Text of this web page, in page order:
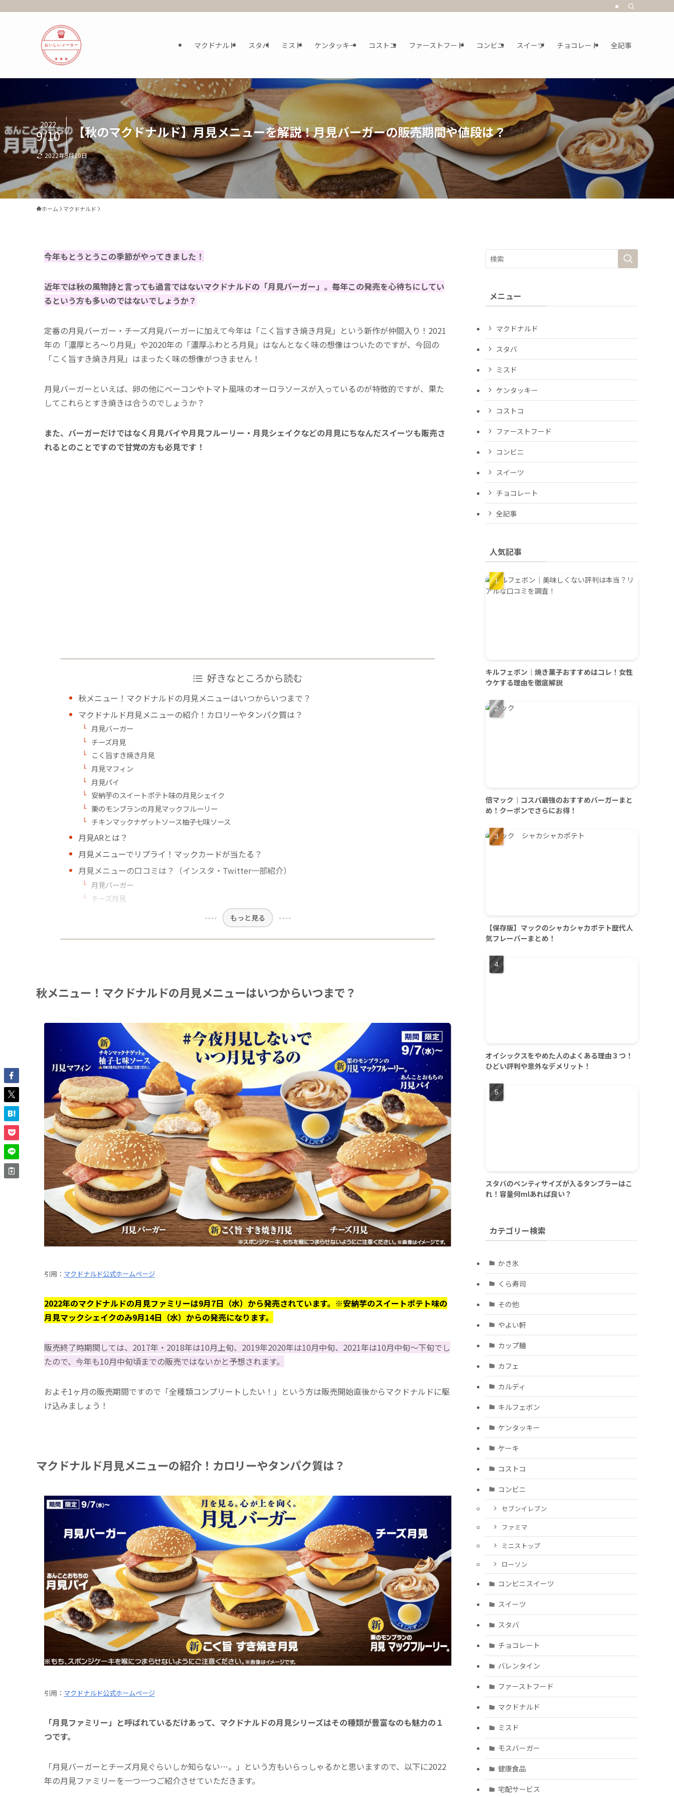
マクドナルド スタバ ミスド ケンタッキー コストコ ファーストフード コンビニ スイーツ チョコレート 全記事
【秋のマクドナルド】月見メニューを解説！月見バーガーの販売期間や値段は？
2022
9/10
2022年9月10日
ホーム マクドナルド
今年もとうとうこの季節がやってきました！
近年では秋の風物詩と言っても過言ではないマクドナルドの「月見バーガー」。毎年この発売を心待ちにしてい
るという方も多いのではないでしょうか？
定番の月見バーガー・チーズ月見バーガーに加えて今年は「こく旨すき焼き月見」という新作が仲間入り！2021
年の「濃厚とろ〜り月見」や2020年の「濃厚ふわとろ月見」はなんとなく味の想像はついたのですが、今回の
「こく旨すき焼き月見」はまったく味の想像がつきません！
月見バーガーといえば、卵の他にベーコンやトマト風味のオーロラソースが入っているのが特徴的ですが、果た
してこれらとすき焼きは合うのでしょうか？
また、バーガーだけではなく月見パイや月見フルーリー・月見シェイクなどの月見にちなんだスイーツも販売さ
れるとのことですので甘党の方も必見です！
好きなところから読む
秋メニュー！マクドナルドの月見メニューはいつからいつまで？
マクドナルド月見メニューの紹介！カロリーやタンパク質は？
月見バーガー
チーズ月見
こく旨すき焼き月見
月見マフィン
月見パイ
安納芋のスイートポテト味の月見シェイク
栗のモンブランの月見マックフルーリー
チキンマックナゲットソース柚子七味ソース
月見ARとは？
月見メニューでリプライ！マックカードが当たる？
月見メニューの口コミは？（インスタ・Twitter一部紹介）
月見バーガー
チーズ月見
もっと見る
秋メニュー！マクドナルドの月見メニューはいつからいつまで？
引用： マクドナルド公式ホームページ
2022年のマクドナルドの月見ファミリーは9月7日（水）から発売されています。 ※安納芋のスイートポテト味の
月見マックシェイクのみ9月14日（水）からの発売になります。
販売終了時期関しては、2017年・2018年は10月上旬、2019年2020年は10月中旬、2021年は10月中旬〜下旬でし
たので、今年も10月中旬頃までの販売ではないかと予想されます。
およそ1ヶ月の販売期間ですので「全種類コンプリートしたい！」という方は販売開始直後からマクドナルドに駆
け込みましょう！
マクドナルド月見メニューの紹介！カロリーやタンパク質は？
引用： マクドナルド公式ホームページ
「月見ファミリー」と呼ばれているだけあって、マクドナルドの月見シリーズはその種類が豊富なのも魅力の１
つです。
「月見バーガーとチーズ月見ぐらいしか知らない…。」という方もいらっしゃるかと思いますので、以下に2022
年の月見ファミリーを一つ一つご紹介させていただきます。
メニュー
マクドナルド
スタバ
ミスド
ケンタッキー
コストコ
ファーストフード
コンビニ
スイーツ
チョコレート
全記事
人気記事
キルフェボン｜焼き菓子おすすめはコレ！女性
ウケする理由を徹底解説
倍マック｜コスパ最強のおすすめバーガーまと
め！クーポンでさらにお得！
【保存版】マックのシャカシャカポテト歴代人
気フレーバーまとめ！
オイシックスをやめた人のよくある理由３つ！
ひどい評判や意外なデメリット！
スタバのベンティサイズが入るタンブラーはこ
れ！容量何mlあれば良い？
カテゴリー検索
かき氷
くら寿司
その他
やよい軒
カップ麺
カフェ
カルディ
キルフェボン
ケンタッキー
ケーキ
コストコ
コンビニ
セブンイレブン
ファミマ
ミニストップ
ローソン
コンビニスイーツ
スイーツ
スタバ
チョコレート
バレンタイン
ファーストフード
マクドナルド
ミスド
モスバーガー
健康食品
宅配サービス